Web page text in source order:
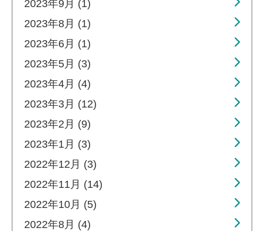
2023年9月 (1)
2023年8月 (1)
2023年6月 (1)
2023年5月 (3)
2023年4月 (4)
2023年3月 (12)
2023年2月 (9)
2023年1月 (3)
2022年12月 (3)
2022年11月 (14)
2022年10月 (5)
2022年8月 (4)